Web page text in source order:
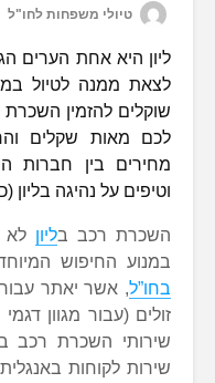
טיולי משפחות לחו"ל
ליון היא אחת הערים
לצאת ממנה לטיול
שוקלים להזמין
לכם מאות שקלים
מחירים בין חברות
וטיפים על נהיגה בליון
השכרת רכב בליון לא
במנוע החיפוש
בחו”ל, אשר יאתר
זולים (עבור מגוון
שירותי השכרת רכב
שירות לקוחות